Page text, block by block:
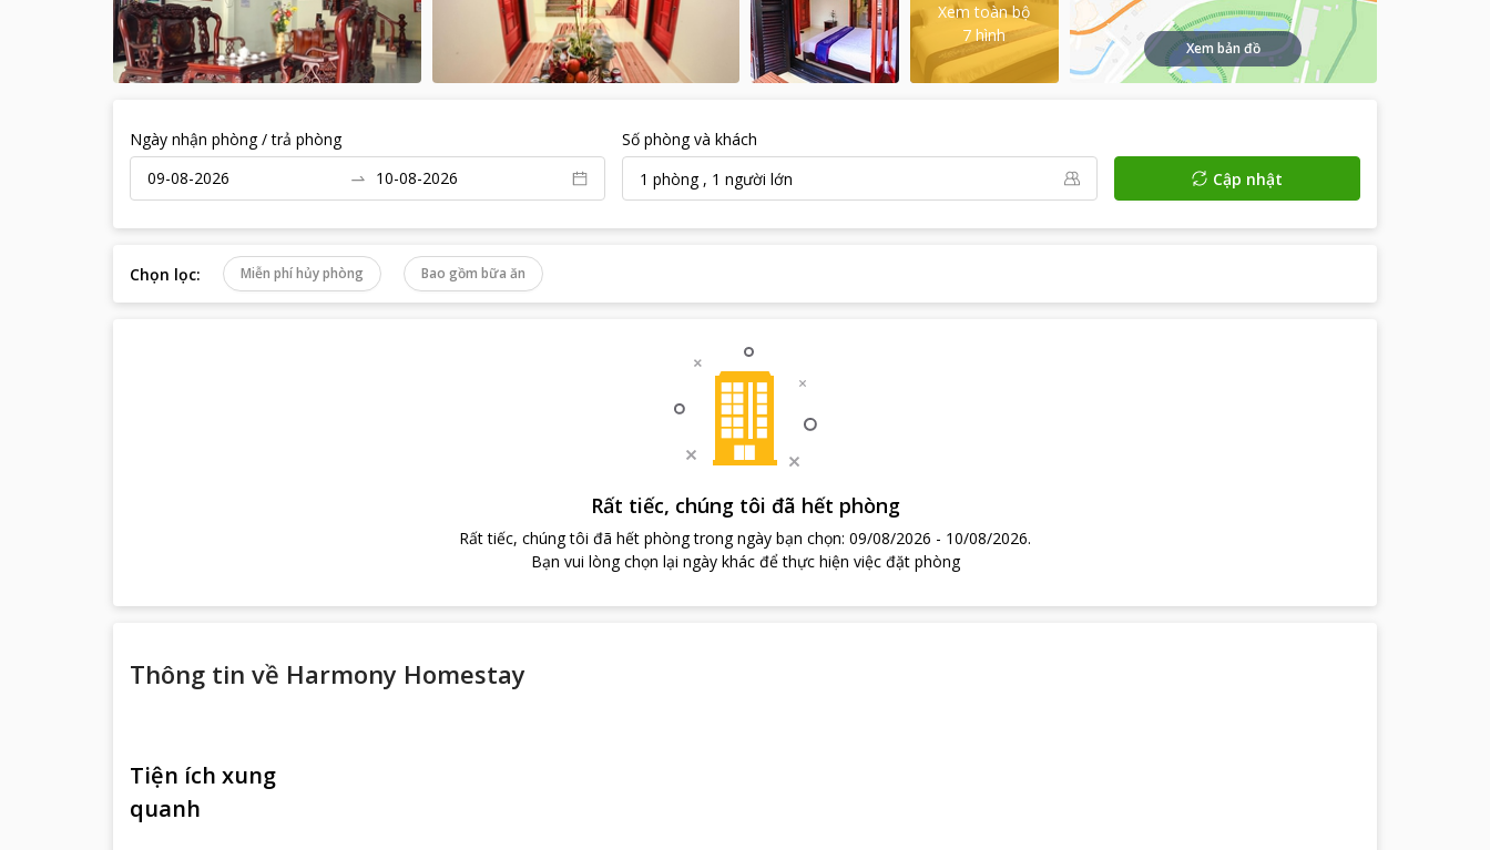
Xem toàn bộ
7 hình
Xem bản đồ
Ngày nhận phòng / trả phòng
Số phòng và khách
1 phòng, 1 người lớn Cập nhật
Chọn lọc: Miễn phí hủy phòng Bao gồm bữa ăn
Rất tiếc, chúng tôi đã hết phòng
Rất tiếc, chúng tôi đã hết phòng trong ngày bạn chọn: 09/08/2026 - 10/08/2026.
Bạn vui lòng chọn lại ngày khác để thực hiện việc đặt phòng
Thông tin về Harmony Homestay
Tiện ích xung
quanh